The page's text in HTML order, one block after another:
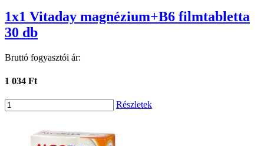
1x1 Vitaday magnézium+B6 filmtabletta
30 db
Bruttó fogyasztói ár:
1 034 Ft
Részletek